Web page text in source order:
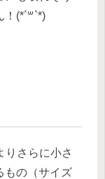
(*´꒳`*)
りさらに小さ
もの（サイズ